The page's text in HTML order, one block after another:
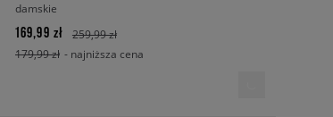
damskie
169,99 zł
259,99 zł
179,99 zł - najniższa cena